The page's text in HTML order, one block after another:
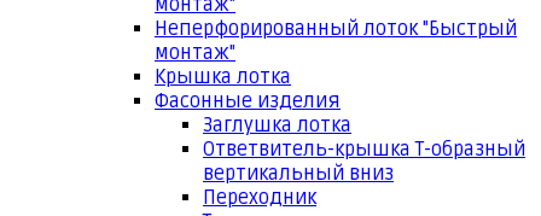
монтаж"
Неперфорированный лоток "Быстрый
монтаж"
Крышка лотка
Фасонные изделия
Заглушка лотка
Ответвитель-крышка Т-образный
вертикальный вниз
Переходник